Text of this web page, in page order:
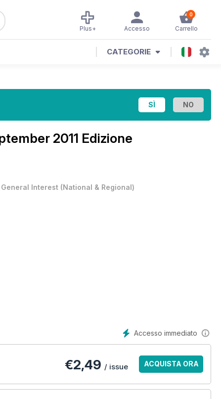
0
Carrello
Accesso
Plus+
CATEGORIE
2011 Edizione
General Interest (National & Regional)
Accesso immediato
€2,49 / issue ACQUISTA ORA